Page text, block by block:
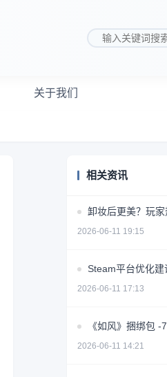
搜索关键词
关于我们
相关资讯
卸妆后更美？玩
2026-06-11 19:15
Steam平台优化
2026-06-11 17:13
《如风》捆绑包 -
2026-06-11 14:21